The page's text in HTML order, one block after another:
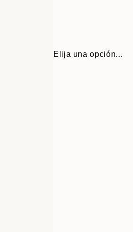
Elija una opción...